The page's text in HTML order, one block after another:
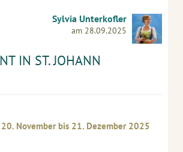
Sylvia Unterkofler
am 28.09.2025
IN ST. JOHANN
November bis 21. Dezember 2025